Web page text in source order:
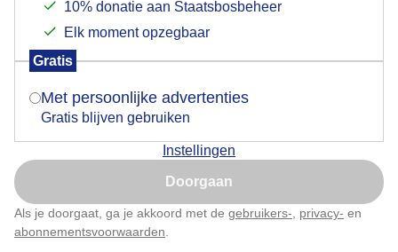
10% donatie aan Staatsbosbeheer
Elk moment opzegbaar
Gratis
Met persoonlijke advertenties
Gratis blijven gebruiken
Instellingen
Doorgaan
Als je doorgaat, ga je akkoord met de gebruikers- privacy- en
abonnementsvoorwaarden
Door: Trudy Fortuijn - van Es Gemaakt: 01-06-2026, 56x bekeken
Is goed, toon de popup
Nu niet, misschien later
Klik hierom dit aan te passen